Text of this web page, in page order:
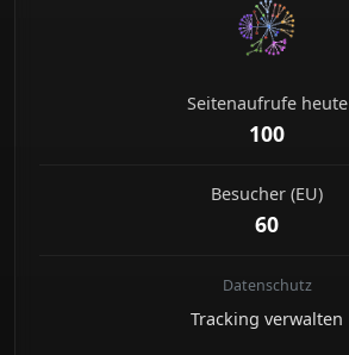
Seitenaufrufe heute
100
Besucher (EU)
60
Datenschutz
Tracking verwalten